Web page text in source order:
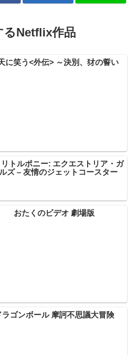
るNetflix作品
に笑う<外伝> ～決別、犲の誓い
トルポニー: エクエストリア・ガ
ズ – 友情のジェットコースター
おたくのビデオ 劇場版
ラゴンボール 摩訶不思議大冒険